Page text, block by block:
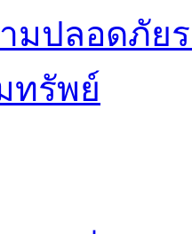
มปลอดภัย
ทรัพย์